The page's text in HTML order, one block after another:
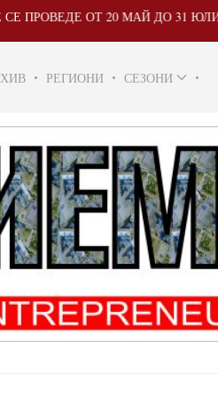
ОТ 20 МАЙ ДО 31 ЮЛИ 2026 Г.
РЕГИОНИ СЕЗОНИ